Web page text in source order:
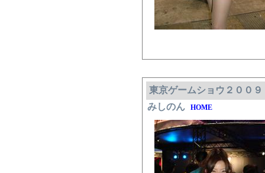
東京ゲームショウ２００９
みしのん
HOME